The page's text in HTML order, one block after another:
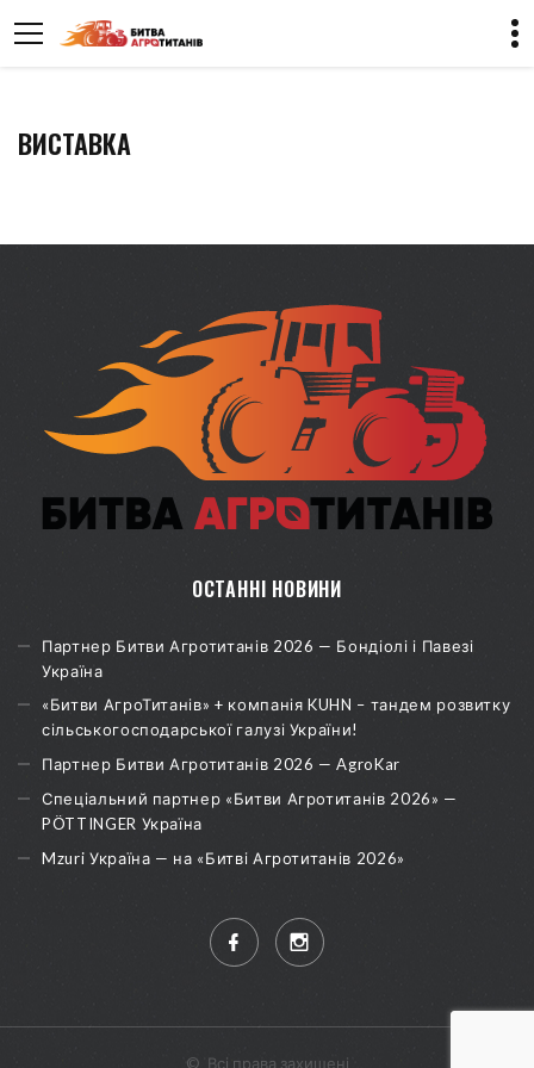
ВИСТАВКА
ОСТАННІ НОВИНИ
Партнер Битви Агротитанів 2026 — Бондіолі і Павезі
Україна
«Битви АгроТитанів» + компанія KUHN – тандем розвитку
сільськогосподарської галузі України!
Партнер Битви Агротитанів 2026 — AgroKar
Спеціальний партнер «Битви Агротитанів 2026» —
PÖTTINGER Україна
Mzuri Україна — на «Битві Агротитанів 2026»
© Всі права захищені